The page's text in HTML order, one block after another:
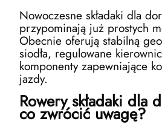
Nowoczesne składaki dla
przypominają już prostych
Obecnie oferują stabilną
siodła, regulowane
komponenty zapewniające
jazdy.
Rowery składaki dla
co zwrócić uwagę?